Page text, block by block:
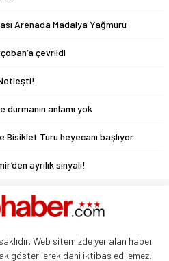
Arenada Madalya Yağmuru
çevrildi
anlamı yok
Bisiklet Turu heyecanı başlıyor
ayrılık sinyali!
Web sitemizde yer alan haber
gösterilerek dahi iktibas edilemez.